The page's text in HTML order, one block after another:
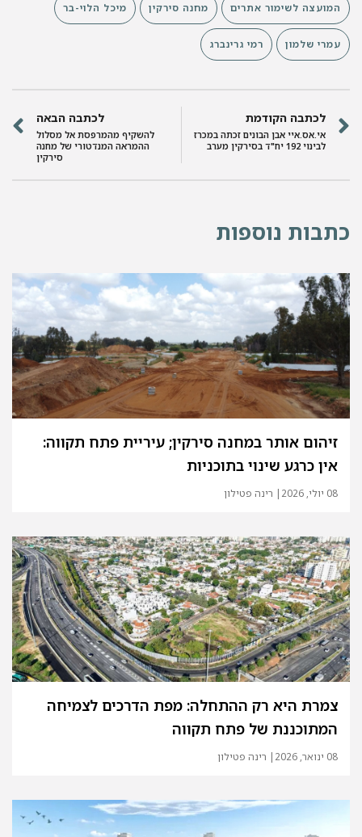
המועצה לשימור אתרים מחנה סירקין מיכל הלוי-בר
עמרי שלמון רמי גרינברג
לכתבה הקודמת
אי.אס.איי אבן הבונים זכתה במכרז
לבינוי 192 יח"ד בסירקין מערב
לכתבה הבאה
להשקיף מהמרפסת אל מסלול
ההמראה המנדטורי של מחנה
סירקין
כתבות נוספות
זיהום אותר במחנה סירקין; עיריית פתח תקווה:
אין כרגע שינוי בתוכניות
08 יולי, 2026 | רינה פטילון
צמרת היא רק ההתחלה: מפת הדרכים לצמיחה
המתוכננת של פתח תקווה
08 ינואר, 2026 | רינה פטילון